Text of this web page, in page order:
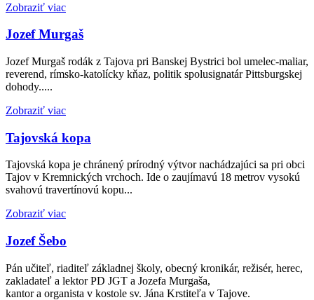
Zobraziť viac
Jozef Murgaš
Jozef Murgaš rodák z Tajova pri Banskej Bystrici bol umelec-maliar,
reverend, rímsko-katolícky kňaz, politik spolusignatár Pittsburgskej
dohody.....
Zobraziť viac
Tajovská kopa
Tajovská kopa je chránený prírodný výtvor nachádzajúci sa pri obci
Tajov v Kremnických vrchoch. Ide o zaujímavú 18 metrov vysokú
svahovú travertínovú kopu...
Zobraziť viac
Jozef Šebo
Pán učiteľ, riaditeľ základnej školy, obecný kronikár, režisér, herec,
zakladateľ a lektor PD JGT a Jozefa Murgaša,
kantor a organista v kostole sv. Jána Krstiteľa v Tajove.